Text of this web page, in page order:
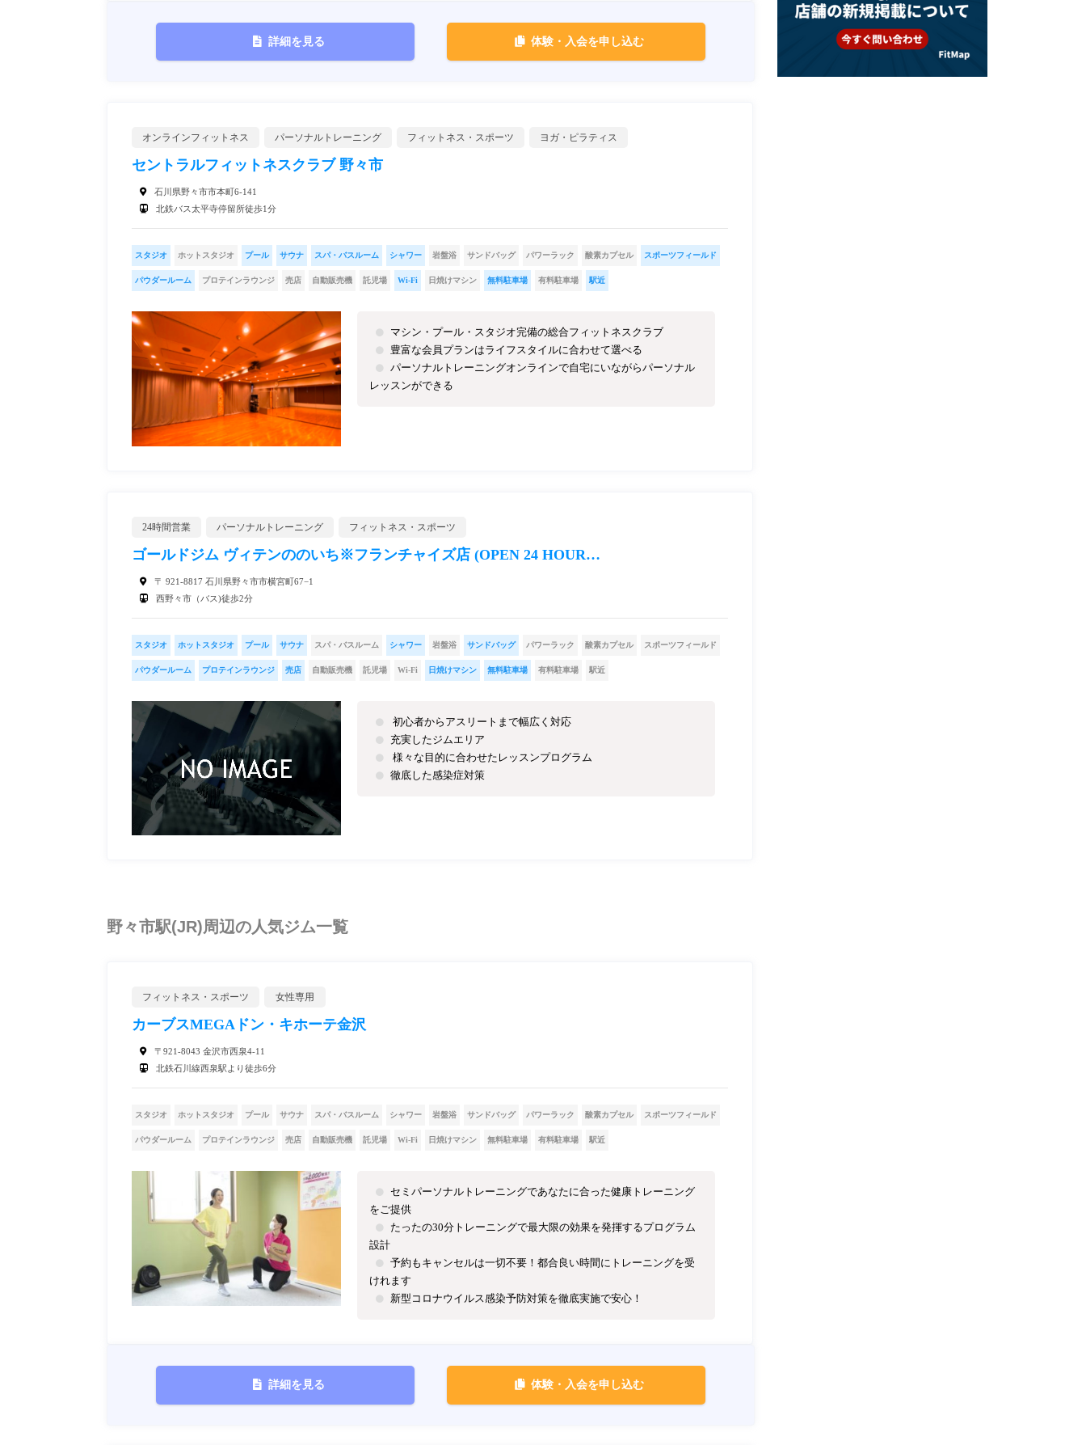
詳細を見る 体験・入会を申し込む
オンラインフィットネス パーソナルトレーニング フィットネス・スポーツ ヨガ・ピラティス
セントラルフィットネスクラブ 野々市
石川県野々市市本町6-141
北鉄バス太平寺停留所徒歩1分
スタジオ ホットスタジオ プール サウナ スパ・バスルーム シャワー 岩盤浴 サンドバッグ パワーラック 酸素カプセル スポーツフィールド
パウダールーム プロテインラウンジ 売店 自動販売機 託児場 Wi-Fi 日焼けマシン 無料駐車場 有料駐車場 駅近
マシン・プール・スタジオ完備の総合フィットネスクラブ
豊富な会員プランはライフスタイルに合わせて選べる
パーソナルトレーニングオンラインで自宅にいながらパーソナル
レッスンができる
24時間営業 パーソナルトレーニング フィットネス・スポーツ
ゴールドジム ヴィテンののいち※フランチャイズ店 (OPEN 24 HOUR…
〒 921-8817 石川県野々市市横宮町67−1
西野々市（バス)徒歩2分
スタジオ ホットスタジオ プール サウナ スパ・バスルーム シャワー 岩盤浴 サンドバッグ パワーラック 酸素カプセル スポーツフィールド
パウダールーム プロテインラウンジ 売店 自動販売機 託児場 Wi-Fi 日焼けマシン 無料駐車場 有料駐車場 駅近
初心者からアスリートまで幅広く対応
充実したジムエリア
様々な目的に合わせたレッスンプログラム
徹底した感染症対策
野々市駅(JR)周辺の人気ジム一覧
フィットネス・スポーツ 女性専用
カーブスMEGAドン・キホーテ金沢
〒921-8043 金沢市西泉4-11
北鉄石川線西泉駅より徒歩6分
スタジオ ホットスタジオ プール サウナ スパ・バスルーム シャワー 岩盤浴 サンドバッグ パワーラック 酸素カプセル スポーツフィールド
パウダールーム プロテインラウンジ 売店 自動販売機 託児場 Wi-Fi 日焼けマシン 無料駐車場 有料駐車場 駅近
セミパーソナルトレーニングであなたに合った健康トレーニング
をご提供
たったの30分トレーニングで最大限の効果を発揮するプログラム
設計
予約もキャンセルは一切不要！都合良い時間にトレーニングを受
けれます
新型コロナウイルス感染予防対策を徹底実施で安心！
詳細を見る 体験・入会を申し込む